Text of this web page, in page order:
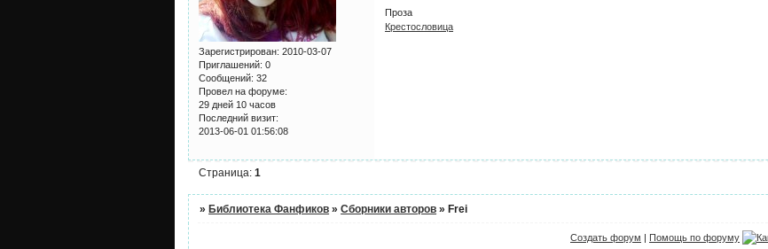
Зарегистрирован: 2010-03-07
Приглашений: 0
Сообщений: 32
Провел на форуме:
29 дней 10 часов
Последний визит:
2013-06-01 01:56:08
Проза
Крестословица
Страница:1
» Библиотека Фанфиков »Сборники авторов » Frei
Создать форум | Помощь по форуму